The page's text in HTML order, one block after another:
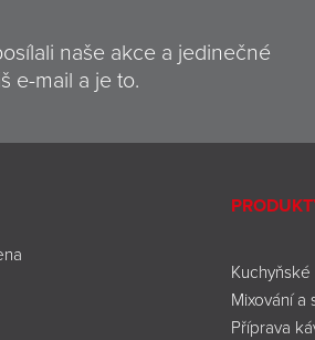
naše akce a jedinečné
e-mail a je to.
Mixování a
Příprava